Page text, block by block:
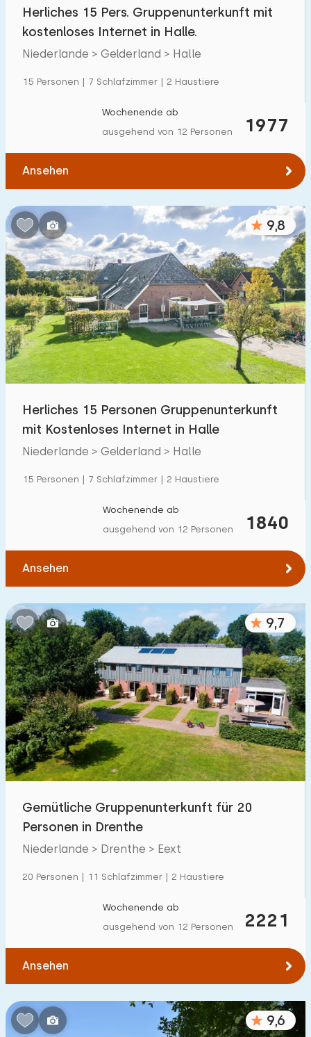
1 2 5 10 20
Zum Wald(max. km):
1 2 5 10 20
Zu öffentlichen Verkehrsmitteln(max. km):
0,2 0,5 2 5
Unterkunft
Nicht im Ferienpark 34
Im Ferienpark 12
Einfamilienhaus 34
Ferienbauernhof
Villa
Ferienwohnung
Kindermöbel 34
Eingezäunter Garten
Spielgeräte im Garten 33
Hallenbad 6
Freibad 2
Kinderanimation 4
Kindereinrichtungen im Park 8
Zugänglichkeit
Eingeschränkte Mobilität
Herliches 15 Pers. Gruppenunterkunft mit
kostenloses Internet in Halle.
Niederlande > Gelderland > Halle
15 Personen | 7 Schlafzimmer | 2 Haustiere
1977
Wochenende ab
ausgehend von 12 Personen
Ansehen
9,8
Herliches 15 Personen Gruppenunterkunft
mit Kostenloses Internet in Halle
Niederlande > Gelderland > Halle
15 Personen | 7 Schlafzimmer | 2 Haustiere
1840
Wochenende ab
ausgehend von 12 Personen
Ansehen
9,7
Gemütliche Gruppenunterkunft für 20
Personen in Drenthe
Niederlande > Drenthe > Eext
20 Personen | 11 Schlafzimmer | 2 Haustiere
2221
Wochenende ab
ausgehend von 12 Personen
Ansehen
9,6